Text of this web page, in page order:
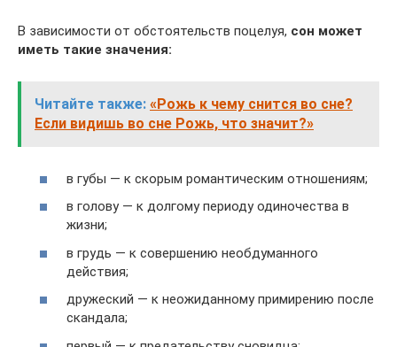
В зависимости от обстоятельств поцелуя, сон может
иметь такие значения:
Читайте также: «Рожь к чему снится во сне?
Если видишь во сне Рожь, что значит?»
в губы — к скорым романтическим отношениям;
в голову — к долгому периоду одиночества в
жизни;
в грудь — к совершению необдуманного
действия;
дружеский — к неожиданному примирению после
скандала;